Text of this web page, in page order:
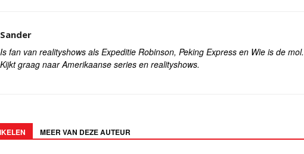
Sander
Is fan van realityshows als Expeditie Robinson, Peking Express en Wie is de mol.
Kijkt graag naar Amerikaanse series en realityshows.
MEER VAN DEZE AUTEUR